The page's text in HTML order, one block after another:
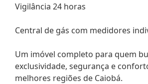
Vigilância 24 horas
Central de gás com medidores
Um imóvel completo para quem
exclusividade, segurança e
melhores regiões de Caiobá.